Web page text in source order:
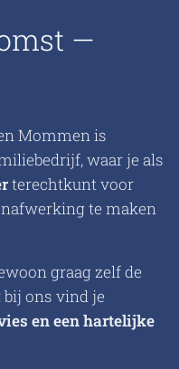
—
Mommen is
waar je als
terechtkunt voor
te maken
graag zelf de
ons vind je
en een hartelijke